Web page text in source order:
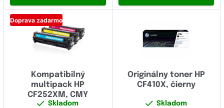
Doprava zadarmo
Kompatibilný
multipack HP
CF252XM, CMY
Skladom
Originálny toner HP
CF410X, čierny
Skladom